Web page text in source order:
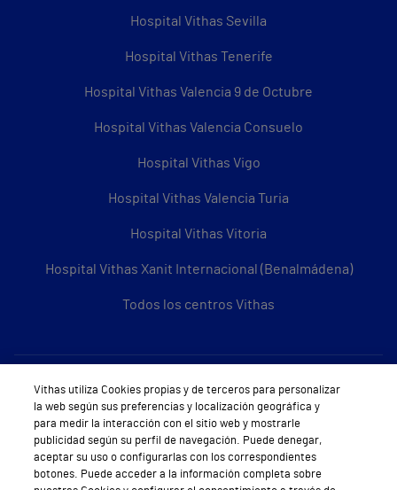
Hospital Vithas Sevilla
Hospital Vithas Tenerife
Hospital Vithas Valencia 9 de Octubre
Hospital Vithas Valencia Consuelo
Hospital Vithas Vigo
Hospital Vithas Valencia Turia
Hospital Vithas Vitoria
Hospital Vithas Xanit Internacional (Benalmádena)
Todos los centros Vithas
Sobre Vithas
Quiénes somos
Trabajar en Vithas
Teléfono Cita Médica
Vithas utiliza Cookies propias y de terceros para personalizar
la web según sus preferencias y localización geográfica y
para medir la interacción con el sitio web y mostrarle
publicidad según su perfil de navegación. Puede denegar,
aceptar su uso o configurarlas con los correspondientes
botones. Puede acceder a la información completa sobre